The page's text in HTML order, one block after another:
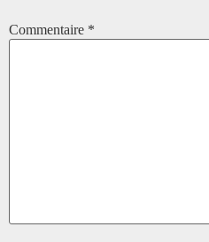
Commentaire *